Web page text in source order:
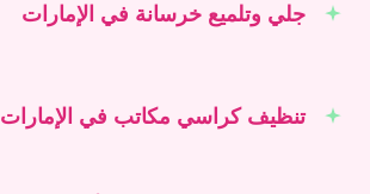
جلي وتلميع خرسانة في الإمارات
تنظيف كراسي مكاتب في الإمارات